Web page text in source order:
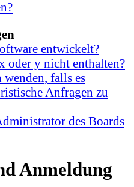
entwickelt?
oder y nicht enthalten?
falls es
Anfragen zu
des Boards
Anmeldung